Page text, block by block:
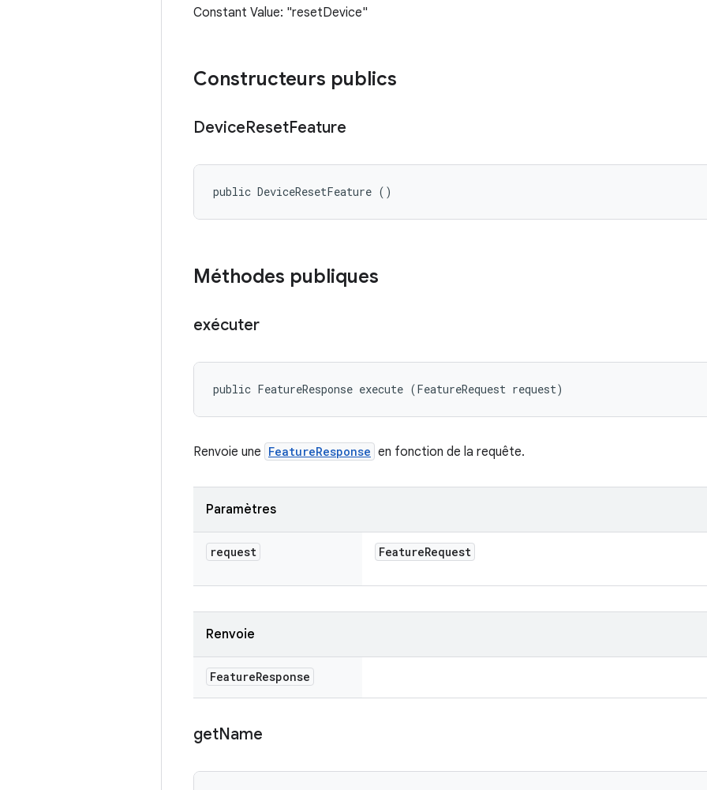
Constant Value: "resetDevice"
Constructeurs publics
DeviceResetFeature
public DeviceResetFeature ()
Méthodes publiques
exécuter
public FeatureResponse execute (FeatureRequest request)
Renvoie une FeatureResponse en fonction de la requête.
Paramètres
request FeatureRequest
Renvoie
FeatureResponse
getName